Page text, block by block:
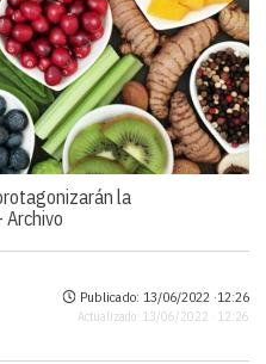
la
Archivo
Publicado: 13/06/2022 ·12:26
Actualizado: 13/06/2022 · 12:26